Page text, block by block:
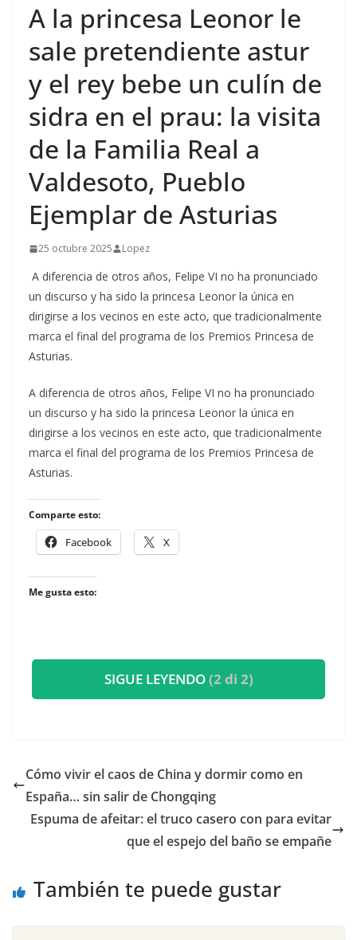
​A la princesa Leonor le
sale pretendiente astur
y el rey bebe un culín de
sidra en el prau: la visita
de la Familia Real a
Valdesoto, Pueblo
Ejemplar de Asturias
25 octubre 2025 Lopez
A diferencia de otros años, Felipe VI no ha pronunciado
un discurso y ha sido la princesa Leonor la única en
dirigirse a los vecinos en este acto, que tradicionalmente
marca el final del programa de los Premios Princesa de
Asturias.
​A diferencia de otros años, Felipe VI no ha pronunciado
un discurso y ha sido la princesa Leonor la única en
dirigirse a los vecinos en este acto, que tradicionalmente
marca el final del programa de los Premios Princesa de
Asturias.
Comparte esto:
Facebook X
Me gusta esto:
SIGUE LEYENDO(2 di 2)
​Cómo vivir el caos de China y dormir como en
España… sin salir de Chongqing
Espuma de afeitar: el truco casero con para evitar
que el espejo del baño se empañe
También te puede gustar